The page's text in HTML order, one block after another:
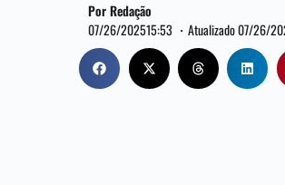
Por Redação
07/26/202515:53 ・Atualizado 07/26/